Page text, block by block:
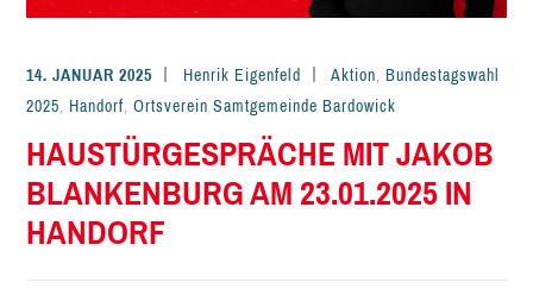
14. JANUAR 2025 Henrik Eigenfeld Aktion, Bundestagswahl
2025, Handorf,Ortsverein Samtgemeinde Bardowick
HAUSTÜRGESPRÄCHE MIT JAKOB
BLANKENBURG AM 23.01.2025 IN
HANDORF